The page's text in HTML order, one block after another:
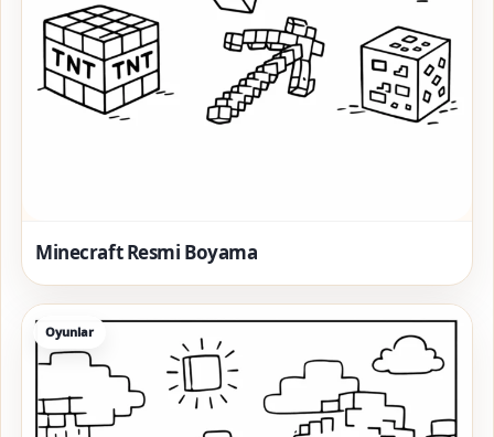
Minecraft Resmi Boyama
Oyunlar